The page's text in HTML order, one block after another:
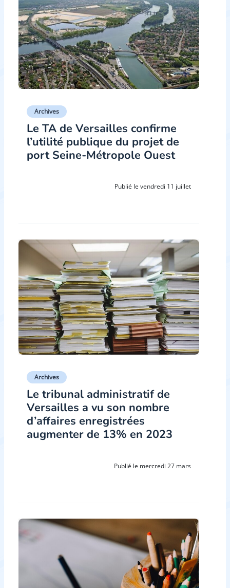
Archives
Le TA de Versailles confirme
l’utilité publique du projet de
port Seine-Métropole Ouest
Publié le vendredi 11 juillet
Archives
Le tribunal administratif de
Versailles a vu son nombre
d’affaires enregistrées
augmenter de 13% en 2023
Publié le mercredi 27 mars